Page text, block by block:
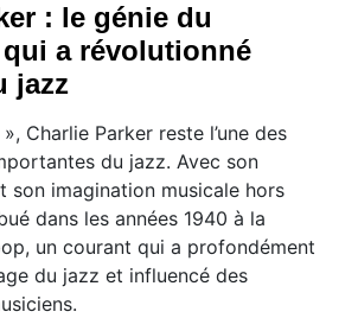
: le génie du
a révolutionné
jazz
Charlie Parker reste l’une des
du jazz. Avec son
son imagination musicale hors
dans les années 1940 à la
un courant qui a profondément
du jazz et influencé des